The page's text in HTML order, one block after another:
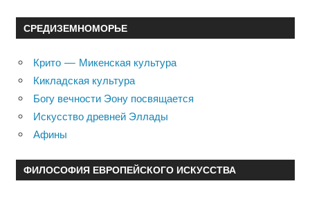
СРЕДИЗЕМНОМОРЬЕ
Крито — Микенская культура
Кикладская культура
Богу вечности Эону посвящается
Искусство древней Эллады
Афины
ФИЛОСОФИЯ ЕВРОПЕЙСКОГО ИСКУССТВА